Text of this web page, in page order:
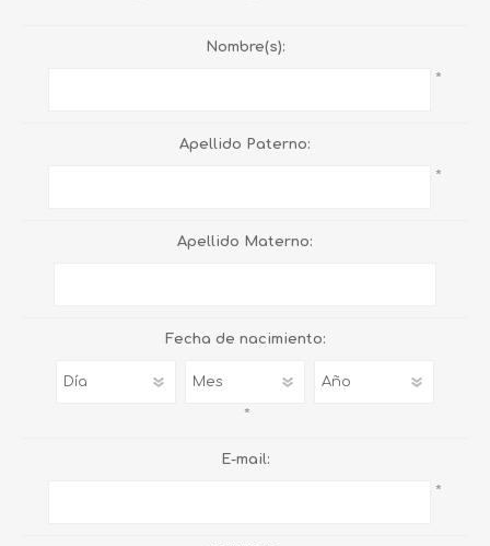
Nombre(s):
*
Apellido Paterno:
*
Apellido Materno:
Fecha de nacimiento:
*
E-mail:
*